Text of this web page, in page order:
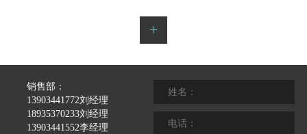
+
销售部：
13903441772刘经理
18935370233刘经理
13903441552李经理